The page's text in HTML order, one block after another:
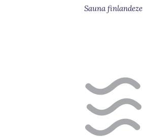
Sauna finlandeze